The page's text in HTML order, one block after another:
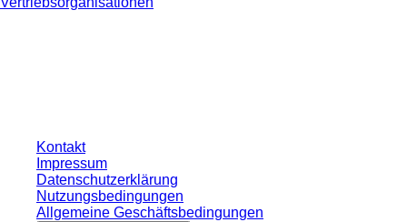
Kontakt
Impressum
Datenschutzerklärung
Nutzungsbedingungen
Allgemeine Geschäftsbedingungen